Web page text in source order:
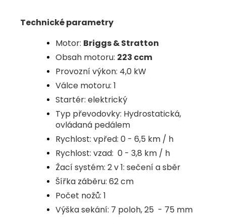
Technické parametry
Motor: Briggs & Stratton
Obsah motoru: 223 ccm
Provozní výkon: 4,0 kW
Válce motoru: 1
Startér: elektrický
Typ převodovky: Hydrostatická,
ovládaná pedálem
Rychlost: vpřed: 0 - 6,5 km / h
Rychlost: vzad: 0 - 3,8 km / h
Žací systém: 2 v 1: sečení a sběr
Šířka záběru: 62 cm
Počet nožů: 1
Výška sekání: 7 poloh, 25 - 75 mm